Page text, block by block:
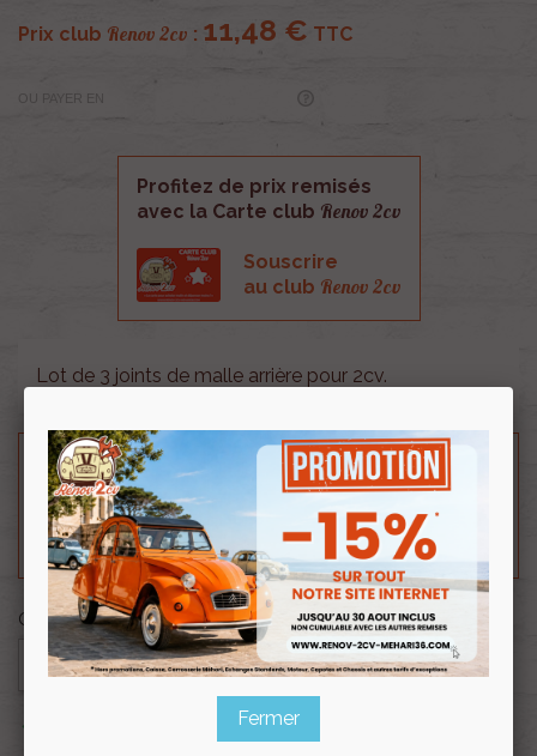
Prix club Renov 2cv : 11,48 € TTC
OU PAYER EN
Profitez de prix remisés
avec la Carte club Renov 2cv
Souscrire
au club Renov 2cv
Lot de 3 joints de malle arrière pour 2cv.
Besoin d'un renseignement technique sur le produit
? N'hésitez pas à contacter notre service
technique au0254 277 154
ou par mail à
renov2cv.technique@gmail.com
Quantité
 AJOUTER AU PANIER
 Fermer